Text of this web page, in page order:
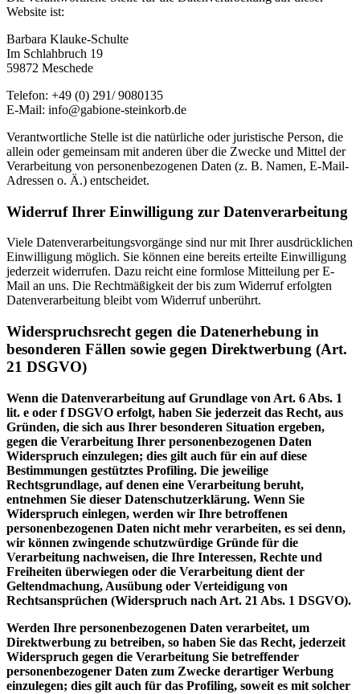
Website ist:
Barbara Klauke-Schulte
Im Schlahbruch 19
59872 Meschede
Telefon: +49 (0) 291/ 9080135
E-Mail: info@gabione-steinkorb.de
Verantwortliche Stelle ist die natürliche oder juristische Person, die
allein oder gemeinsam mit anderen über die Zwecke und Mittel der
Verarbeitung von personenbezogenen Daten (z. B. Namen, E-Mail-
Adressen o. Ä.) entscheidet.
Widerruf Ihrer Einwilligung zur Datenverarbeitung
Viele Datenverarbeitungsvorgänge sind nur mit Ihrer ausdrücklichen
Einwilligung möglich. Sie können eine bereits erteilte Einwilligung
jederzeit widerrufen. Dazu reicht eine formlose Mitteilung per E-
Mail an uns. Die Rechtmäßigkeit der bis zum Widerruf erfolgten
Datenverarbeitung bleibt vom Widerruf unberührt.
Widerspruchsrecht gegen die Datenerhebung in
besonderen Fällen sowie gegen Direktwerbung (Art.
21 DSGVO)
Wenn die Datenverarbeitung auf Grundlage von Art. 6 Abs. 1
lit. e oder f DSGVO erfolgt, haben Sie jederzeit das Recht, aus
Gründen, die sich aus Ihrer besonderen Situation ergeben,
gegen die Verarbeitung Ihrer personenbezogenen Daten
Widerspruch einzulegen; dies gilt auch für ein auf diese
Bestimmungen gestütztes Profiling. Die jeweilige
Rechtsgrundlage, auf denen eine Verarbeitung beruht,
entnehmen Sie dieser Datenschutzerklärung. Wenn Sie
Widerspruch einlegen, werden wir Ihre betroffenen
personenbezogenen Daten nicht mehr verarbeiten, es sei denn,
wir können zwingende schutzwürdige Gründe für die
Verarbeitung nachweisen, die Ihre Interessen, Rechte und
Freiheiten überwiegen oder die Verarbeitung dient der
Geltendmachung, Ausübung oder Verteidigung von
Rechtsansprüchen (Widerspruch nach Art. 21 Abs. 1 DSGVO).
Werden Ihre personenbezogenen Daten verarbeitet, um
Direktwerbung zu betreiben, so haben Sie das Recht, jederzeit
Widerspruch gegen die Verarbeitung Sie betreffender
personenbezogener Daten zum Zwecke derartiger Werbung
einzulegen; dies gilt auch für das Profiling, soweit es mit solcher